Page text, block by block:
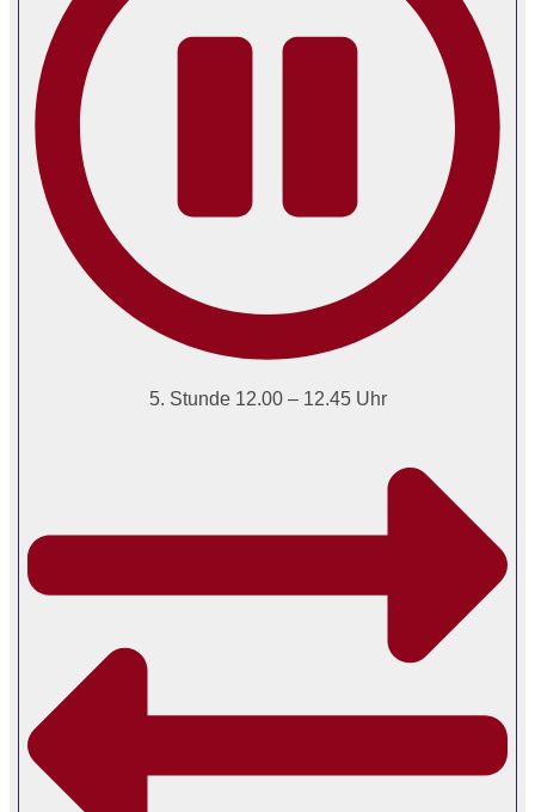
5. Stunde 12.00 – 12.45 Uhr